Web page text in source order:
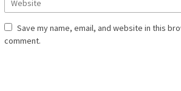
Save my name, email, and website in this
comment.